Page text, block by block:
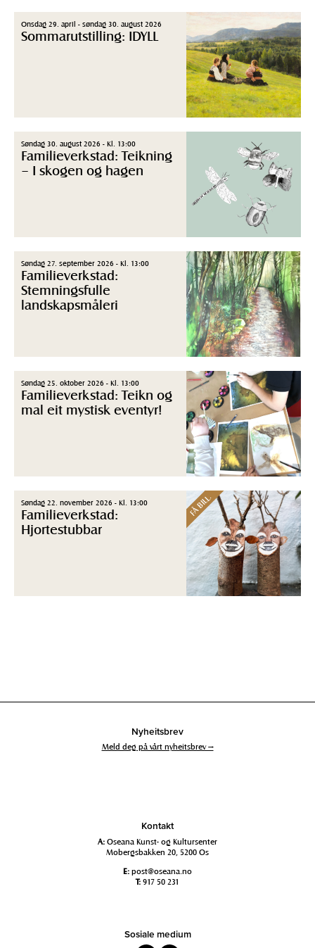
Onsdag 29. april - søndag 30. august 2026
Sommarutstilling: IDYLL
Søndag 30. august 2026 - Kl. 13:00
Familieverkstad: Teikning
– I skogen og hagen
Søndag 27. september 2026 - Kl. 13:00
Familieverkstad:
Stemningsfulle
landskapsmåleri
Søndag 25. oktober 2026 - Kl. 13:00
Familieverkstad: Teikn og
mal eit mystisk eventyr!
FÅ BILL.
Søndag 22. november 2026 - Kl. 13:00
Familieverkstad:
Hjortestubbar
Nyheitsbrev
Meld deg på vårt nyheitsbrev →
Kontakt
A: Oseana Kunst- og Kultursenter
Mobergsbakken 20, 5200 Os
E: post@oseana.no
T: 917 50 231
Sosiale medium